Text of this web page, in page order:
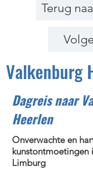
Terug
Valkenburg
Dagreis naar
Heerlen
Onverwachte en
kunstontmoetingen
Limburg